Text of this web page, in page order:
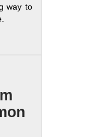
way to